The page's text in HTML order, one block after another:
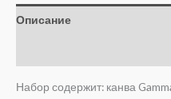
Описание
Набор содержит: канва